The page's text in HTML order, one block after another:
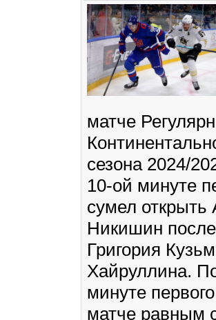
матче
сезона 2024/
10-ой минуте
сумел открыть
Никишин
Григория
Хайруллина.
минуте
матче равным